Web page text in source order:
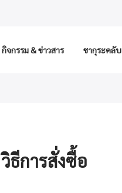
กิจกรรม & ข่าวสาร ซากุระคลับ
วิธีการสั่งซื้อ